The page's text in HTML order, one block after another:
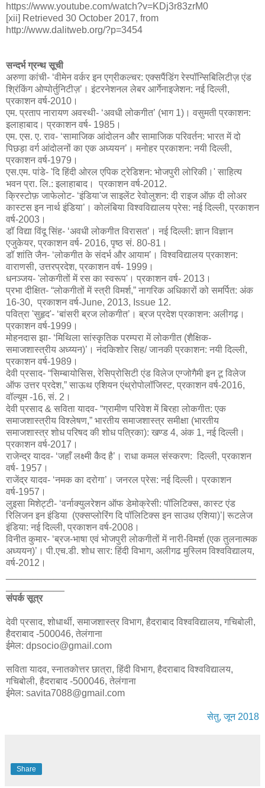
https://www.youtube.com/watch?v=KDj3r83zrM0
[xii] Retrieved 30 October 2017, from
http://www.dalitweb.org/?p=3454
सन्दर्भ ग्रन्थ सूची
अरुणा कांची- ‘वीमेन वर्कर इन एग्रीकल्चर: एक्सपैंडिंग रेस्पॉन्सिबिलिटीज़ एंड
श्रिंकिंग ओप्पोर्तुनिटीज़’। इंटरनेशनल लेबर आर्गेनाइजेशन: नई दिल्ली,
प्रकाशन वर्ष-2010।
एम. प्रताप नारायण अवस्थी- ‘अवधी लोकगीत’ (भाग 1)। वसुमती प्रकाशन:
इलाहाबाद। प्रकाशन वर्ष- 1985।
एम. एस. ए. राव- ‘सामाजिक आंदोलन और सामाजिक परिवर्तन: भारत में दो
पिछड़ा वर्ग आंदोलनों का एक अध्ययन’। मनोहर प्रकाशन: नयी दिल्ली,
प्रकाशन वर्ष-1979।
एस.एम. पांडे- 'दि हिंदी ओरल एपिक ट्रेडिशन: भोजपुरी लोरिकी।' साहित्य
भवन प्रा. लि.: इलाहाबाद। प्रकाशन वर्ष-2012.
क्रिस्टोफ़ जाफेलोट- ‘इंडिया'ज साइलेंट रेवोलुशन: दी राइज ऑफ़ दी लोअर
कास्टस इन नार्थ इंडिया’। कोलंबिया विश्वविद्यालय प्रेस: नई दिल्ली, प्रकाशन
वर्ष-2003।
डॉ विद्या विंदू सिंह- ‘अवधी लोकगीत विरासत’। नई दिल्ली: ज्ञान विज्ञान
एजुकेयर, प्रकाशन वर्ष- 2016, पृष्ठ सं. 80-81।
डॉ शांति जैन- ‘लोकगीत के संदर्भ और आयाम’। विश्वविद्यालय प्रकाशन:
वाराणसी, उत्तरप्रदेश, प्रकाशन वर्ष- 1999।
धनञ्जय- 'लोकगीतों में रस का स्वरूप'। प्रकाशन वर्ष- 2013।
प्रभा दीक्षित- “लोकगीतों में स्त्री विमर्श,” नागरिक अधिकारों को समर्पित: अंक
16-30, प्रकाशन वर्ष-June, 2013, Issue 12.
पवित्रा 'सुहृद'- ‘बांसरी ब्रज लोकगीत’। ब्रज प्रदेश प्रकाशन: अलीगढ़।
प्रकाशन वर्ष-1999।
मोहनदास झा- ‘मिथिला सांस्कृतिक परम्परा में लोकगीत (शैक्षिक-
समाजशास्त्रीय अध्य्यन)’। नंदकिशोर सिह/ जानकी प्रकाशन: नयी दिल्ली,
प्रकाशन वर्ष-1989।
देवी प्रसाद- “सिम्बायोसिस, रेसिप्रोसिटी एंड विलेज एग्जोगैमी इन टू विलेज
ऑफ उत्तर प्रदेश,” साऊथ एशियन एंथ्रोपोलॉजिस्ट, प्रकाशन वर्ष-2016,
वॉल्यूम -16, सं. 2।
देवी प्रसाद & सविता यादव- “ग्रामीण परिवेश में बिरहा लोकगीत: एक
समाजशास्त्रीय विश्लेषण,” भारतीय समाजशास्त्र समीक्षा (भारतीय
समाजशास्त्र शोध परिषद की शोध पत्रिका): खण्ड 4, अंक 1, नई दिल्ली।
प्रकाशन वर्ष-2017।
राजेन्द्र यादव- ‘जहाँ लक्ष्मी कैद है’। राधा कमल संस्करण: दिल्ली, प्रकाशन
वर्ष- 1957।
राजेंद्र यादव- ‘नमक का दरोगा’। जनरल प्रेस: नई दिल्ली। प्रकाशन
वर्ष-1957।
लुइसा मिशेट्टी- ‘वर्नाक्युलरेशन ऑफ डेमोक्रेसी: पॉलिटिक्स, कास्ट एंड
रिलिजन इन इंडिया (एक्सप्लोरिंग दि पॉलिटिक्स इन साउथ एशिया)’| रूटलेज
इंडिया: नई दिल्ली, प्रकाशन वर्ष-2008।
विनीत कुमार- ‘ब्रज-भाषा एवं भोजपुरी लोकगीतों में नारी-विमर्श (एक तुलनात्मक
अध्ययन)’। पी.एच.डी. शोध सार: हिंदी विभाग, अलीगढ मुस्लिम विश्वविद्यालय,
वर्ष-2012।
संपर्क सूत्र
देवी प्रसाद, शोधार्थी, समाजशास्त्र विभाग, हैदराबाद विश्वविद्यालय, गचिबोली,
हैदराबाद -500046, तेलंगाना
ईमेल: dpsocio@gmail.com
सविता यादव, स्नातकोत्तर छात्रा, हिंदी विभाग, हैदराबाद विश्वविद्यालय,
गचिबोली, हैदराबाद -500046, तेलंगाना
ईमेल: savita7088@gmail.com
सेतु, जून 2018
Share